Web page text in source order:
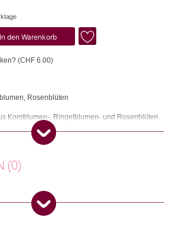
In den Warenkorb
(CHF 6.00)
Rosenblüten
Kornblumen-, Ringelblumen- und Rosenblüten
von Salaten, Dipsaucen, Dessert, Joghurt,
sogar für ein ganz speziell schönes Blütenbad.
Ostern 🐰 ,Top Seller
(0)
Käufer)